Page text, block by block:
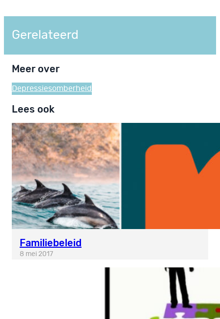
Gerelateerd
Meer over
Depressiesomberheid
Lees ook
Familiebeleid
8 mei 2017